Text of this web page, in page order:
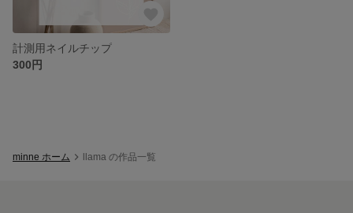
計測用ネイルチップ
300円
minne ホーム llama の作品一覧